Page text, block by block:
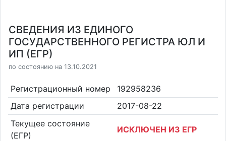
СВЕДЕНИЯ ИЗ ЕДИНОГО
ГОСУДАРСТВЕННОГО РЕГИСТРА ЮЛ И
ИП (ЕГР)
по состоянию на 13.10.2021
Регистрационный номер
192958236
Дата регистрации
2017-08-22
Текущее состояние
(ЕГР)
ИСКЛЮЧЕН ИЗ ЕГР